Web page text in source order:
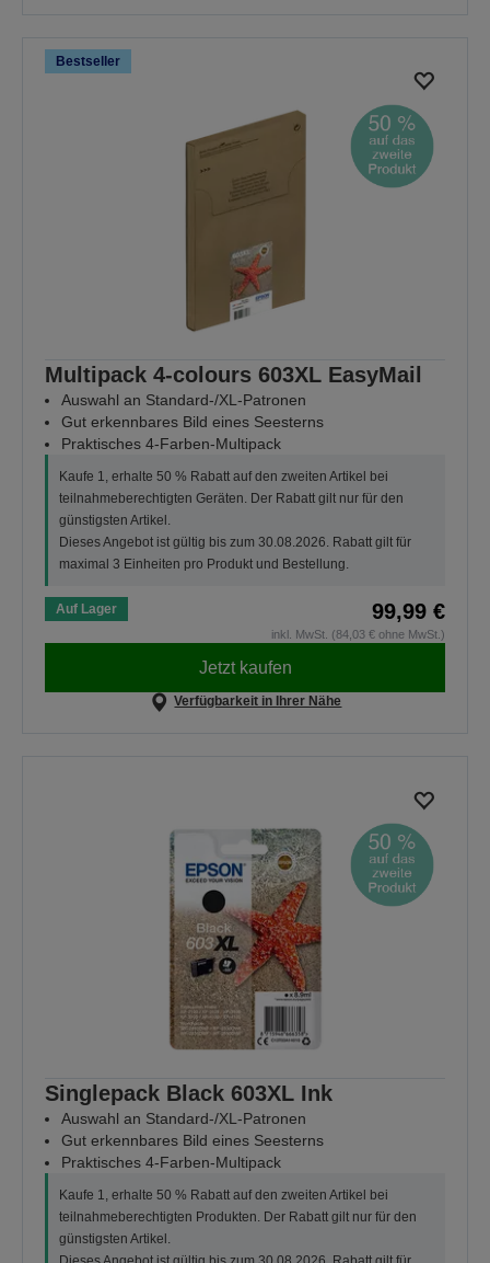
Bestseller
Multipack 4-colours 603XL EasyMail
Auswahl an Standard-/XL-Patronen
Gut erkennbares Bild eines Seesterns
Praktisches 4-Farben-Multipack
Kaufe 1, erhalte 50 % Rabatt auf den zweiten Artikel bei
teilnahmeberechtigten Geräten. Der Rabatt gilt nur für den
günstigsten Artikel.
Dieses Angebot ist gültig bis zum 30.08.2026. Rabatt gilt für
maximal 3 Einheiten pro Produkt und Bestellung.
Auf Lager 99,99 €
inkl. MwSt. (84,03 € ohne MwSt.)
Jetzt kaufen
Verfügbarkeit in Ihrer Nähe
Singlepack Black 603XL Ink
Auswahl an Standard-/XL-Patronen
Gut erkennbares Bild eines Seesterns
Praktisches 4-Farben-Multipack
Kaufe 1, erhalte 50 % Rabatt auf den zweiten Artikel bei
teilnahmeberechtigten Produkten. Der Rabatt gilt nur für den
günstigsten Artikel.